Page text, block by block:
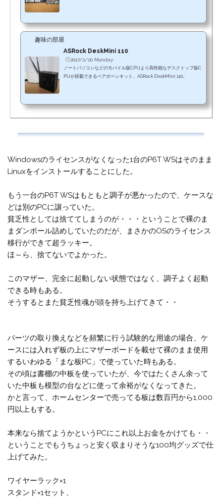
趣味の部屋
ASRock DeskMini 110
2017/2/20 Monday
ノートパソコンなどのモバイル版CPUより高性能なデスクトップ版C
PUが搭載できるベアボーンキット、ASRock DeskMini 110。
Windowsのライセンスがなくなった1台のP6T WSはそのまま
Linuxをインストールすることにした。
もう一台のP6T WSはもともと調子が悪かったので、ケースな
どは別のPCに譲っていた。
貧乏性としては捨ててしまうのが・・・ということで裸のま
まダンボール詰めしていたのだが、まさかのOSのライセンス
移行ができて超ラッキー。
ほ～ら、捨てないでよかった。
このマザー、完全に起動しない状態ではなく、調子よく起動
できる時もある。
そうするとまた貧乏性魂が頭を持ち上げてきて・・
パーツの取り換えなどを頻繁に行う試験的な用途の場合、ケ
ースには入れず板の上にマザーボードを載せて裸のまま使用
するいわゆる「まな板PC」で使っていた時もある。
その頃は書棚の中板を使っていたが、今ではたくさん余って
いた中板も模型の台などに使って余裕がなくなってきた。
かと言って、ホームセンターで売ってる板は数百円から1,000
円以上もする。
本来なら捨てようかというPCにこれ以上お金をかけても・・
ということでもうちょっと安く収まりそうな100均グッズで仕
上げてみた。
ワイヤーラック×1
スタンド×1セット、